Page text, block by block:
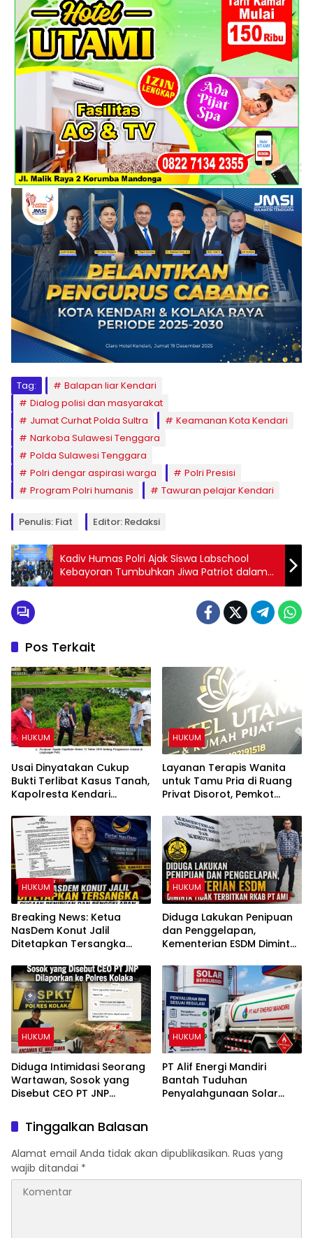
Tag:
Balapan liar Kendari
Dialog polisi dan masyarakat
Jumat Curhat Polda Sultra
Keamanan Kota Kendari
Narkoba Sulawesi Tenggara
Polda Sulawesi Tenggara
Polri dengar aspirasi warga
Polri Presisi
Program Polri humanis
Tawuran pelajar Kendari
Penulis: Fiat Editor: Redaksi
Kadiv Humas Polri Ajak Siswa Labschool
Kebayoran Tumbuhkan Jiwa Patriot dalam
Acara Parent’s Day
Pos Terkait
HUKUM
Usai Dinyatakan Cukup
Bukti Terlibat Kasus Tanah,
Kapolresta Kendari
dari Jabatan
HUKUM
Layanan Terapis Wanita
untuk Tamu Pria di Ruang
Privat Disorot, Pemkot
Perizinan Rumah Pijat Utami
HUKUM
Breaking News: Ketua
NasDem Konut Jalil
Ditetapkan Tersangka
Penggelapan
HUKUM
Diduga Lakukan Penipuan
dan Penggelapan,
Kementerian ESDM Diminta
AMI
HUKUM
Diduga Intimidasi Seorang
Wartawan, Sosok yang
Disebut CEO PT JNP
Kolaka
HUKUM
PT Alif Energi Mandiri
Bantah Tuduhan
Penyalahgunaan Solar
Tinggalkan Balasan
Alamat email Anda tidak akan dipublikasikan. Ruas yang
wajib ditandai *